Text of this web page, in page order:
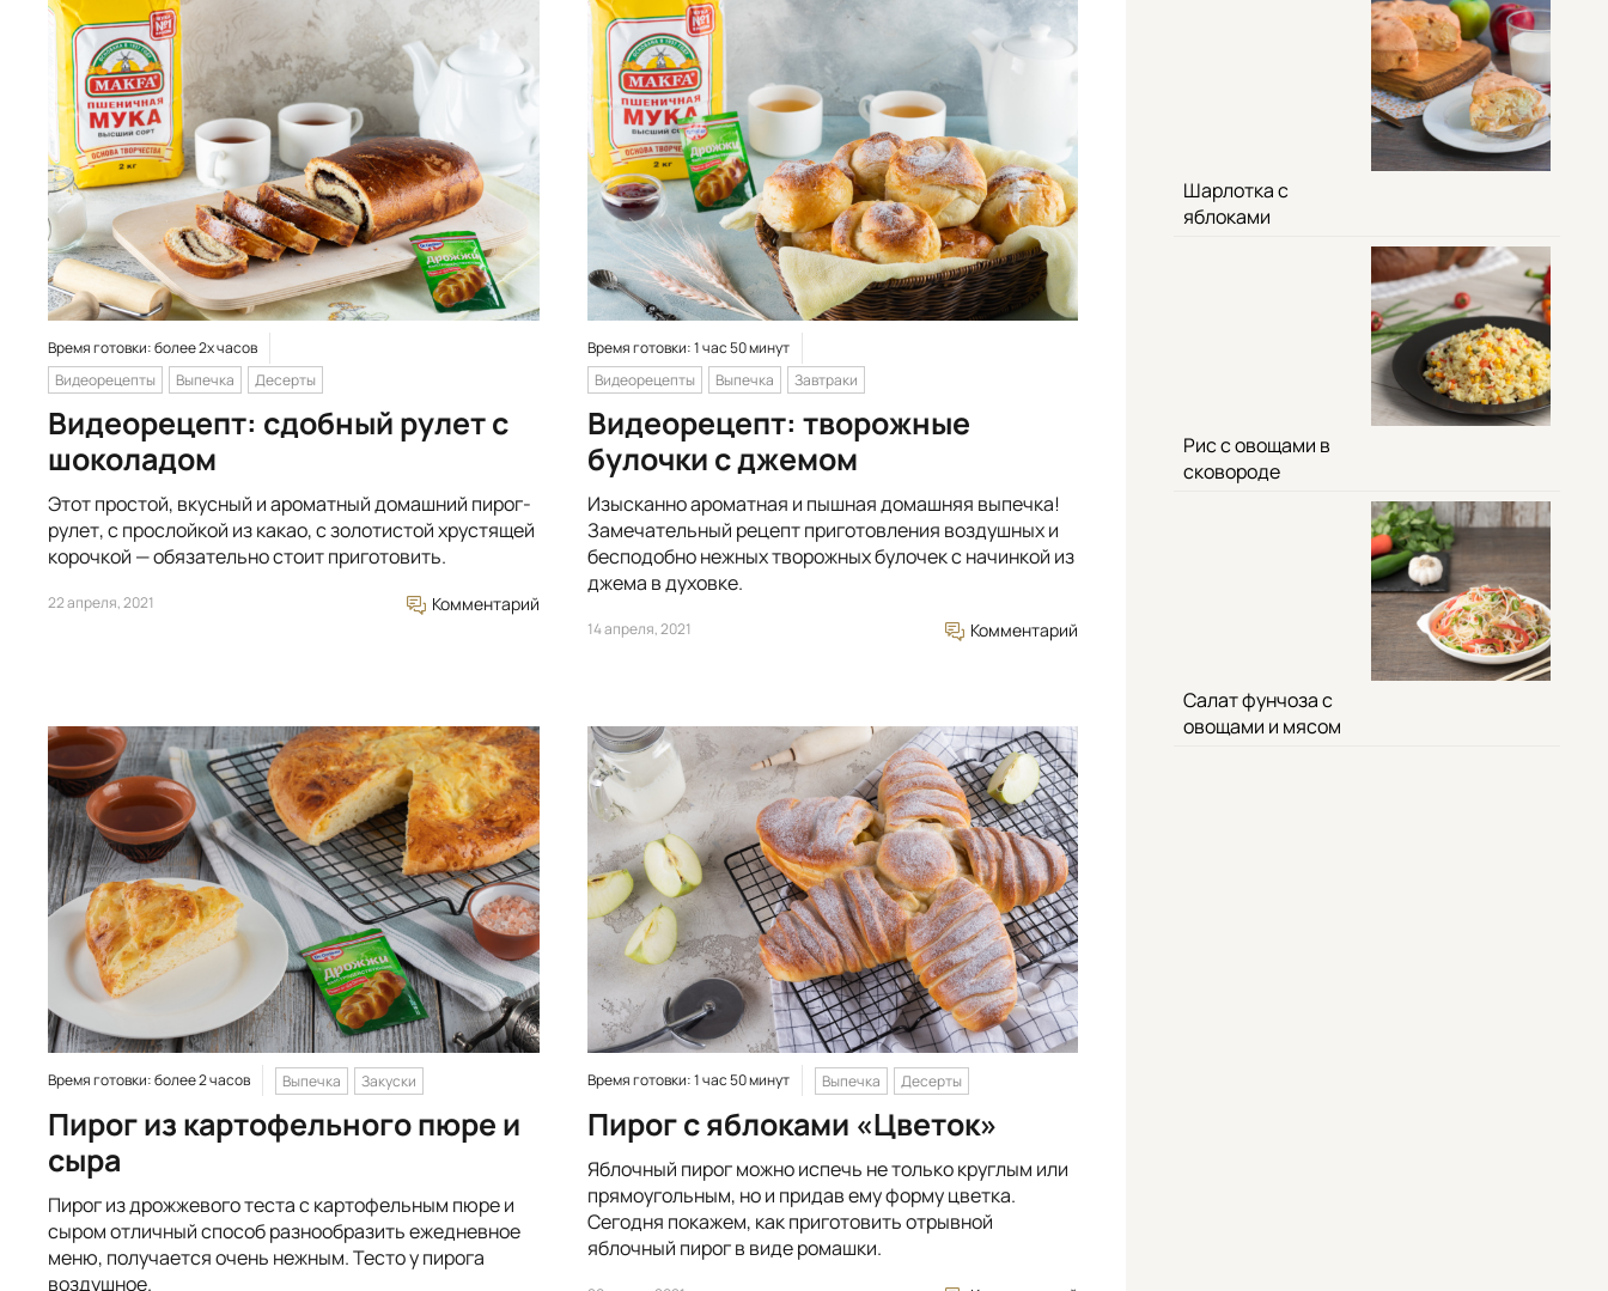
Время готовки: более 2х часов
Видеорецепты
Выпечка Десерты
Видеорецепт: сдобный рулет с
шоколадом
Этот простой, вкусный и ароматный домашний пирог-
рулет, с прослойкой из какао, с золотистой хрустящей
корочкой — обязательно стоит приготовить.
22 апреля, 2021 Комментарий
Время готовки: 1 час 50 минут
Видеорецепты
Выпечка Завтраки
Видеорецепт: творожные
булочки с джемом
Изысканно ароматная и пышная домашняя выпечка!
Замечательный рецепт приготовления воздушных и
бесподобно нежных творожных булочек с начинкой из
джема в духовке.
14 апреля, 2021 Комментарий
Время готовки: более 2 часов Выпечка Закуски
Пирог из картофельного пюре и
сыра
Пирог из дрожжевого теста с картофельным пюре и
сыром отличный способ разнообразить ежедневное
меню, получается очень нежным. Тесто у пирога
воздушное.
Время готовки: 1 час 50 минут Выпечка Десерты
Пирог с яблоками «Цветок»
Яблочный пирог можно испечь не только круглым или
прямоугольным, но и придав ему форму цветка.
Сегодня покажем, как приготовить отрывной
яблочный пирог в виде ромашки.
Шарлотка с
яблоками
Рис с овощами в
сковороде
Салат фунчоза с
овощами и мясом